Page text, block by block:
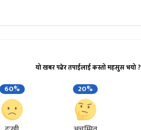
यो खबर पढेर तपाईलाई कस्तो महसुस भयो ?
60% 20%